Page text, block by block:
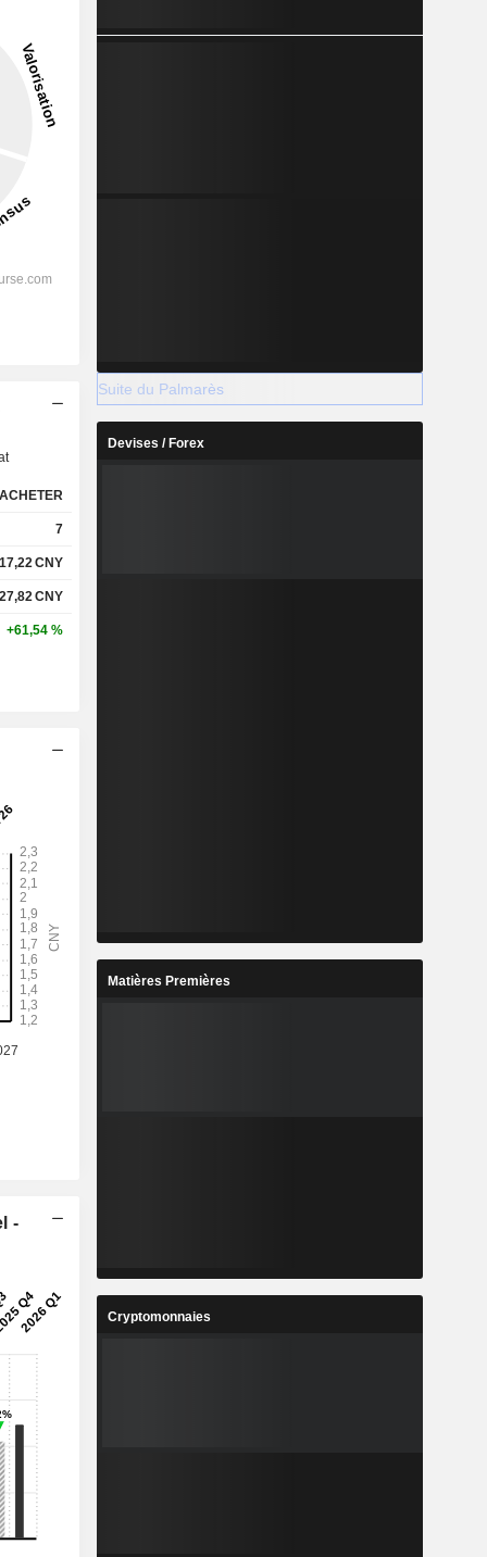
ACHETER
7
17,22CNY
27,82CNY
+61,54 %
-
Suite du Palmarès
Devises / Forex
Matières Premières
Cryptomonnaies